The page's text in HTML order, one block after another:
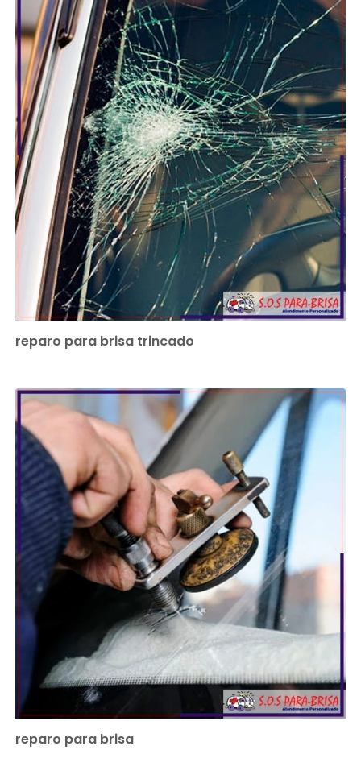
reparo para brisa trincado
reparo para brisa